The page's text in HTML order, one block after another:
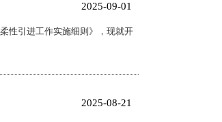
2025-09-01
性引进工作实施细则》，现就开
2025-08-21